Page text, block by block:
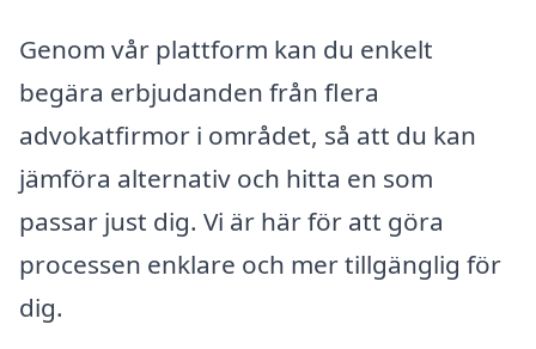
Genom vår plattform kan du enkelt
begära erbjudanden från flera
advokatfirmor i området, så att du kan
jämföra alternativ och hitta en som
passar just dig. Vi är här för att göra
processen enklare och mer tillgänglig för
dig.